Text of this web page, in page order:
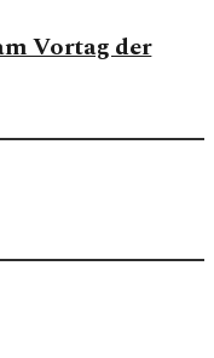
Vortag der